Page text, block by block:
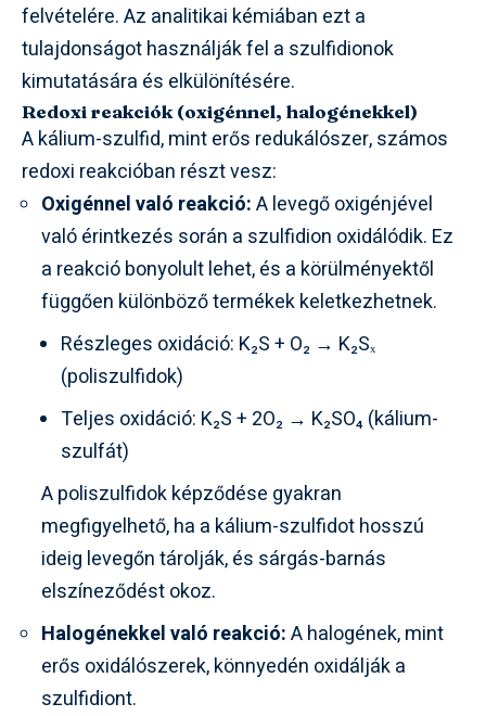
felvételére. Az analitikai kémiában ezt a
tulajdonságot használják fel a szulfidionok
kimutatására és elkülönítésére.
Redoxi reakciók (oxigénnel, halogénekkel)
A kálium-szulfid, mint erős redukálószer, számos
redoxi reakcióban részt vesz:
Oxigénnel való reakció:A levegő oxigénjével
való érintkezés során a szulfidion oxidálódik. Ez
a reakció bonyolult lehet, és a körülményektől
függően különböző termékek keletkezhetnek.
Részleges oxidáció: K₂S + O₂ → K₂Sₓ
(poliszulfidok)
Teljes oxidáció: K₂S + 2O₂ → K₂SO₄ (kálium-
szulfát)
A poliszulfidok képződése gyakran
megfigyelhető, ha a kálium-szulfidot hosszú
ideig levegőn tárolják, és sárgás-barnás
elszíneződést okoz.
Halogénekkel való reakció:A halogének, mint
erős oxidálószerek, könnyedén oxidálják a
szulfidiont.